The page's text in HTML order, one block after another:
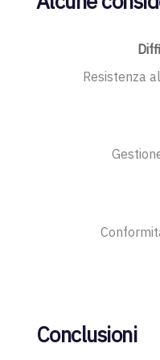
Resistenza
Conclusioni